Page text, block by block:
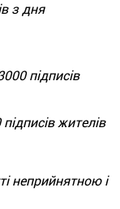
з дня
підписів
жителів
неприйнятною і